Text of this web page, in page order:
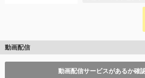
動画配信
動画配信サービスがあるか確